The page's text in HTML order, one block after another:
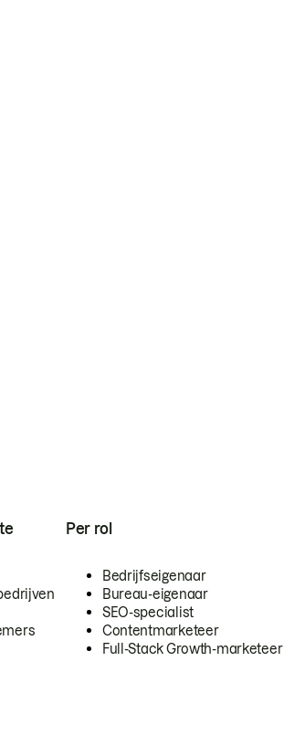
Per rol
Bedrijfseigenaar
Bureau-eigenaar
SEO-specialist
Contentmarketeer
Full-Stack Growth-marketeer